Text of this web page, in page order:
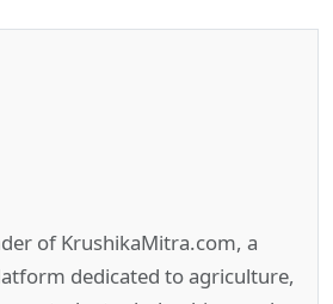
of KrushikaMitra.com, a
dedicated to agriculture,